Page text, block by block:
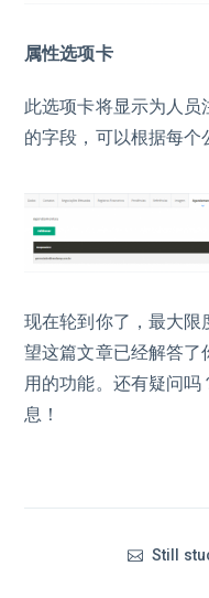
属性选项卡
此选项卡将显示为人员
的字段，可以根据每个
现在轮到你了，最大限
望这篇文章已经解答
用的功能。还有疑问
息！
Still